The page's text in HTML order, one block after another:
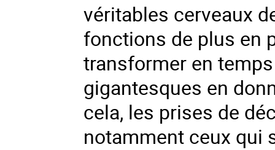
véritables cerveaux
fonctions de plus en
transformer en
gigantesques en
cela, les prises de
notamment ceux qui